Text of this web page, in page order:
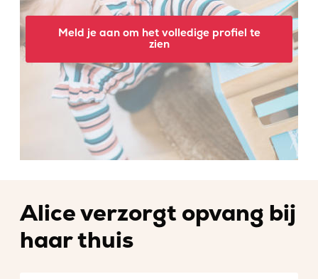
Meld je aan om het volledige profiel te
zien
Alice verzorgt opvang bij
haar thuis